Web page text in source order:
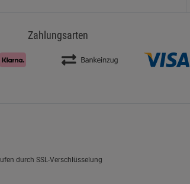
Zahlungsarten
durch SSL-Verschlüsselung